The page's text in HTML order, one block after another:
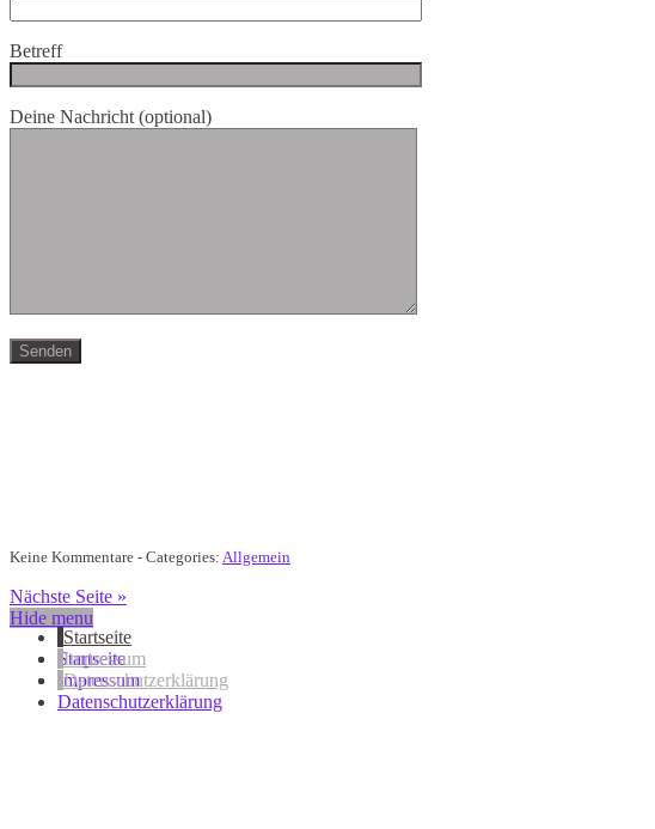
Betreff
Deine Nachricht (optional)
Keine Kommentare - Categories: Allgemein
Nächste Seite »
Startseite
Impressum
Datenschutzerklärung
Hide menu
Startseite
Impressum
Datenschutzerklärung